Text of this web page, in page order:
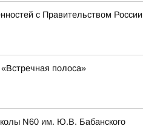
с Правительством России
полоса»
N60 им. Ю.В. Бабанского